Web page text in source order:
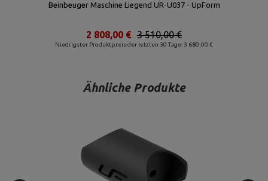
Beinbeuger Maschine Liegend UR-U037 - UpForm
Niedrigster Produktpreis der letzten 30 Tage: 3 680,00 €
3 510,00 €
2 808,00 €
Ähnliche Produkte